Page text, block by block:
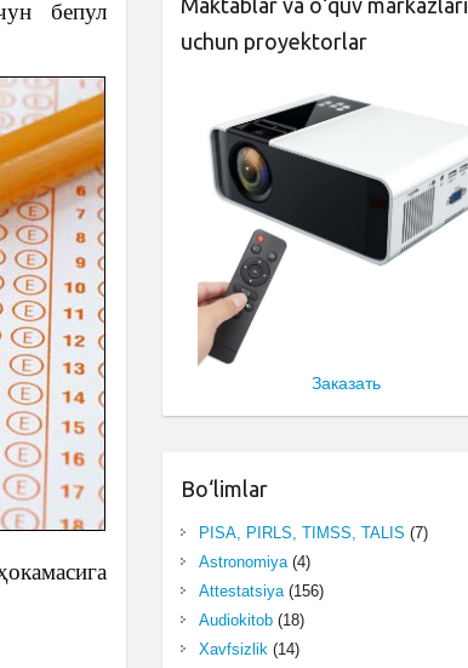
бепул
Maktablar va o‘quv markazlari
uchun proyektorlar
Заказать
Bo‘limlar
PISA, PIRLS, TIMSS, TALIS (7)
Astronomiya(4)
Attestatsiya(156)
Audiokitob(18)
Xavfsizlik(14)